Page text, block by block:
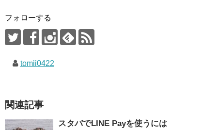
フォローする
tomii0422
関連記事
スタバでLINE Payを使うには